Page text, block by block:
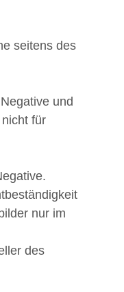
seitens des
und
für
nur im
des